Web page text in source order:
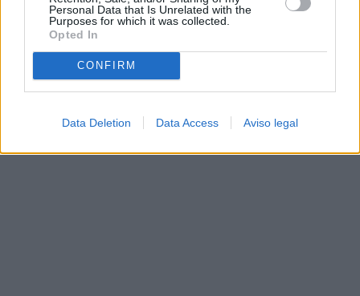
Personal Data that Is Unrelated with the
Purposes for which it was collected.
Opted In
CONFIRM
Data Deletion Data Access Aviso legal